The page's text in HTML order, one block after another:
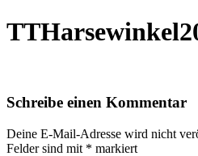
Schreibe einen Kommentar
Deine E-Mail-Adresse wird nicht
Felder sind mit * markiert